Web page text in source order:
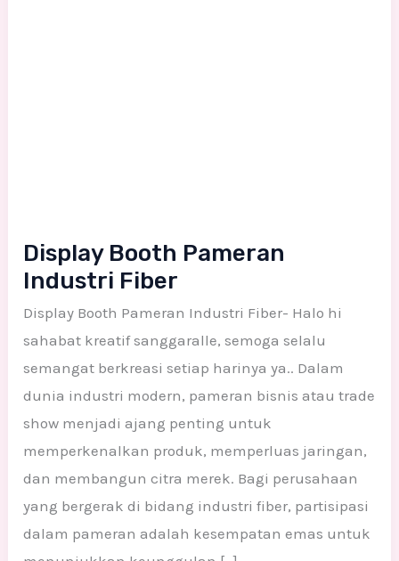
Display Booth Pameran
Industri Fiber
Display Booth Pameran Industri Fiber- Halo hi
sahabat kreatif sanggaralle, semoga selalu
semangat berkreasi setiap harinya ya.. Dalam
dunia industri modern, pameran bisnis atau trade
show menjadi ajang penting untuk
memperkenalkan produk, memperluas jaringan,
dan membangun citra merek. Bagi perusahaan
yang bergerak di bidang industri fiber, partisipasi
dalam pameran adalah kesempatan emas untuk